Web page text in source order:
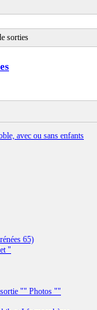
sorties
avec ou sans enfants
65)
"
sortie "" Photos ""